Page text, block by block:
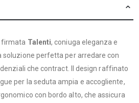
firmata Talenti, coniuga eleganza e
perfetta per arredare con
che contract. Il design raffinato
per la seduta ampia e accogliente,
con bordo alto, che assicura